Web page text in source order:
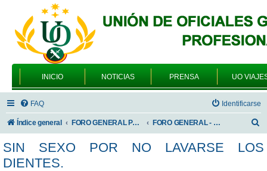
INICIO NOTICIAS PRENSA UO
FAQ Identificarse
Índice general FORO GENERAL PARA TODOS LOS USUARIOS FORO GENERAL - VARIEDADES
s
SIN SEXO POR NO LAVARSE LOS
DIENTES.